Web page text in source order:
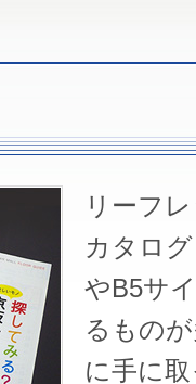
リーフ
カタロ
やB5サ
るもの
に手に